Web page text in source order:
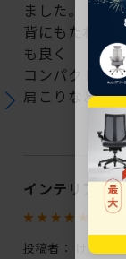
ました。
背にもたれか
も良く
コンパクトで
肩こりなども
インテリアに
投稿者： けーこ